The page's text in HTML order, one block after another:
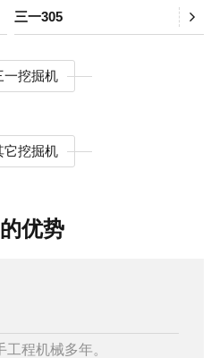
三一305
一挖掘机
它挖掘机
优势
程机械多年。